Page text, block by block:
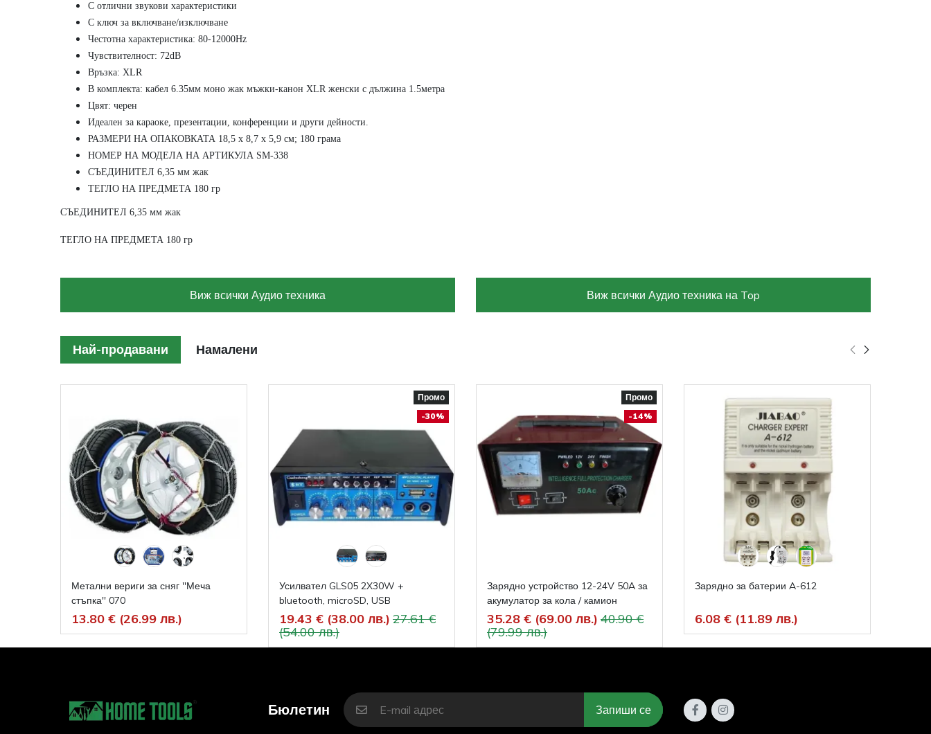
С отлични звукови характеристики
С ключ за включване/изключване
Честотна характеристика: 80-12000Hz
Чувствителност: 72dB
Връзка: XLR
В комплекта: кабел 6.35мм моно жак мъжки-канон XLR женски с дължина 1.5метра
Цвят: черен
Идеален за караоке, презентации, конференции и други дейности.
РАЗМЕРИ НА ОПАКОВКАТА 18,5 х 8,7 х 5,9 см; 180 грама
НОМЕР НА МОДЕЛА НА АРТИКУЛА SM-338
СЪЕДИНИТЕЛ 6,35 мм жак
ТЕГЛО НА ПРЕДМЕТА 180 гр
СЪЕДИНИТЕЛ 6,35 мм жак
ТЕГЛО НА ПРЕДМЕТА 180 гр
Виж всички Аудио техника Виж всички Аудио техника на Top
Най-продавани Намалени
Метални вериги за сняг ''Меча
стъпка'' 070
13.80 € (26.99 лв.)
Промо
-30%
Усилвател GLS05 2X30W +
bluetooth, microSD, USB
19.43 € (38.00 лв.) 27.61 €
(54.00 лв.)
Промо
-14%
Зарядно устройство 12-24V 50A за
акумулатор за кола / камион
35.28 € (69.00 лв.) 40.90 €
(79.99 лв.)
Зарядно за батерии A-612
6.08 € (11.89 лв.)
Бюлетин Запиши се